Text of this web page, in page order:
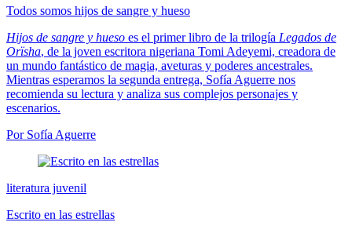
Todos somos hijos de sangre y hueso
Hijos de sangre y hueso es el primer libro de la trilogía Legados de
Orïsha, de la joven escritora nigeriana Tomi Adeyemi, creadora de
un mundo fantástico de magia, aveturas y poderes ancestrales.
Mientras esperamos la segunda entrega, Sofía Aguerre nos
recomienda su lectura y analiza sus complejos personajes y
escenarios.
Por Sofía Aguerre
literatura juvenil
Escrito en las estrellas